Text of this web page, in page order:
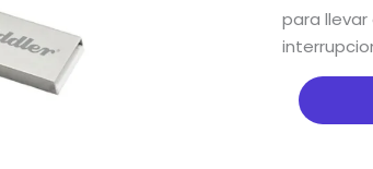
para
y
1
Metro
de
Longitud